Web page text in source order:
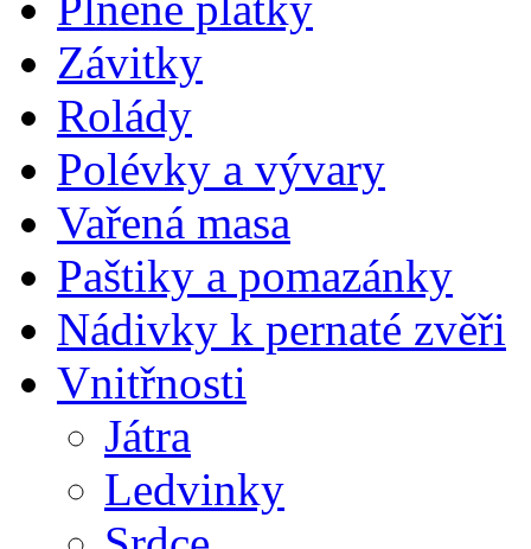
Závitky
Rolády
Polévky a vývary
Vařená masa
Paštiky a pomazánky
Nádivky k pernaté zvěři
Vnitřnosti
Játra
Ledvinky